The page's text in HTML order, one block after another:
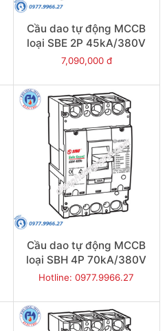
Cầu dao tự động MCCB
loại SBE 2P 45kA/380V
600A - Model
7,090,000 đ
Cầu dao tự động MCCB
loại SBH 4P 70kA/380V
400A - Model
Hotline: 0977.9966.27